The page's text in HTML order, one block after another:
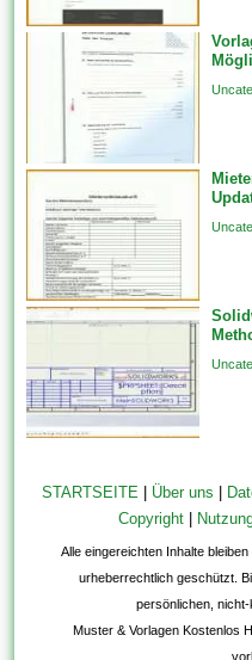
STARTSEITE Über uns
Copyright
Alle eingereichten Inhalte
urheberrechtlich geschützt.
persönlichen,
Muster & Vorlagen Kostenlos